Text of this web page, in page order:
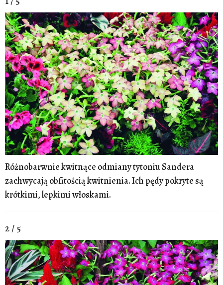
Różnobarwnie kwitnące odmiany tytoniu Sandera
zachwycają obfitością kwitnienia. Ich pędy pokryte są
krótkimi, lepkimi włoskami.
2 / 5